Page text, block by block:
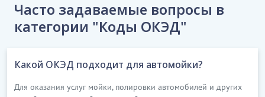
Часто задаваемые вопросы в
категории "Коды ОКЭД"
Какой ОКЭД подходит для автомойки?
Для оказания услуг мойки, полировки автомобилей и других